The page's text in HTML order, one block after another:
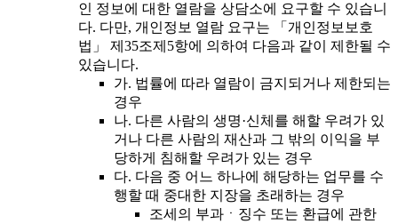
인 정보에 대한 열람을 상담소에 요구할 수 있습니
다. 다만, 개인정보 열람 요구는 「개인정보보호
법」 제35조제5항에 의하여 다음과 같이 제한될 수
있습니다.
가. 법률에 따라 열람이 금지되거나 제한되는
경우
나. 다른 사람의 생명·신체를 해할 우려가 있
거나 다른 사람의 재산과 그 밖의 이익을 부
당하게 침해할 우려가 있는 경우
다. 다음 중 어느 하나에 해당하는 업무를 수
행할 때 중대한 지장을 초래하는 경우
조세의 부과ㆍ징수 또는 환급에 관한